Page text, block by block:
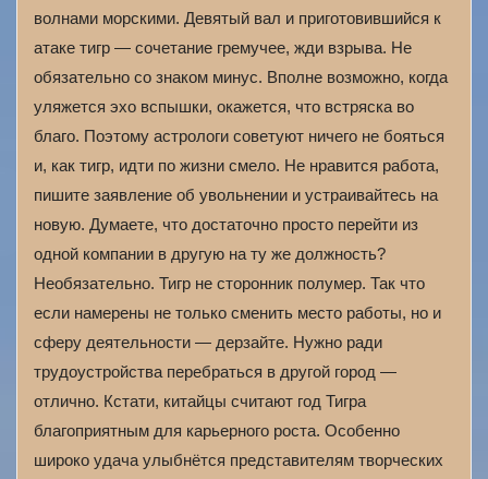
волнами морскими. Девятый вал и приготовившийся к
атаке тигр — сочетание гремучее, жди взрыва. Не
обязательно со знаком минус. Вполне возможно, когда
уляжется эхо вспышки, окажется, что встряска во
благо. Поэтому астрологи советуют ничего не бояться
и, как тигр, идти по жизни смело. Не нравится работа,
пишите заявление об увольнении и устраивайтесь на
новую. Думаете, что достаточно просто перейти из
одной компании в другую на ту же должность?
Необязательно. Тигр не сторонник полумер. Так что
если намерены не только сменить место работы, но и
сферу деятельности — дерзайте. Нужно ради
трудоустройства перебраться в другой город —
отлично. Кстати, китайцы считают год Тигра
благоприятным для карьерного роста. Особенно
широко удача улыбнётся представителям творческих